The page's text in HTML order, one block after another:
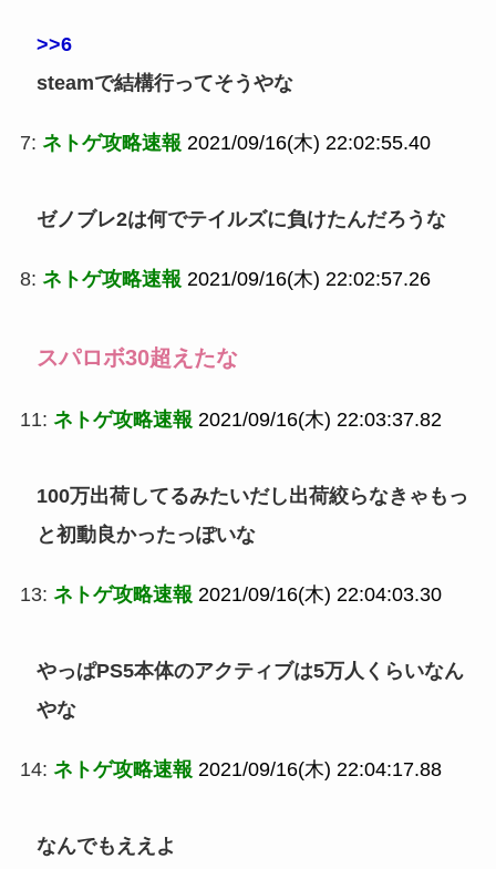
>>6
steamで結構行ってそうやな
7: ネトゲ攻略速報 2021/09/16(木) 22:02:55.40
ゼノブレ2は何でテイルズに負けたんだろうな
8: ネトゲ攻略速報 2021/09/16(木) 22:02:57.26
スパロボ30超えたな
11: ネトゲ攻略速報 2021/09/16(木) 22:03:37.82
100万出荷してるみたいだし出荷絞らなきゃもっ
と初動良かったっぽいな
13: ネトゲ攻略速報 2021/09/16(木) 22:04:03.30
やっぱPS5本体のアクティブは5万人くらいなん
やな
14: ネトゲ攻略速報 2021/09/16(木) 22:04:17.88
なんでもええよ